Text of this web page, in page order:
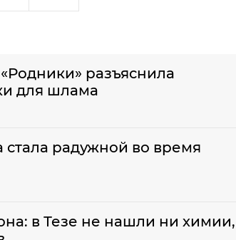
разъяснила
для шлама
радужной во время
в Тезе не нашли ни химии,